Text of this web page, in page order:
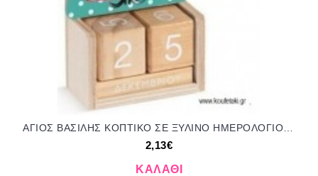
2,13€
ΚΑΛΆΘΙ